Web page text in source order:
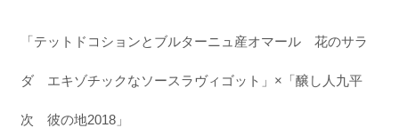
「テットドコションとブルターニュ産オマール 花のサラ
ダ エキゾチックなソースラヴィゴット」×「醸し人九平
次 彼の地2018」